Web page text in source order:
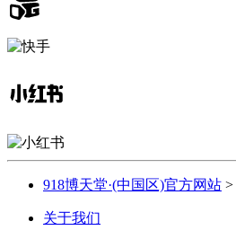
918博天堂·(中国区)官方网站 >
关于我们